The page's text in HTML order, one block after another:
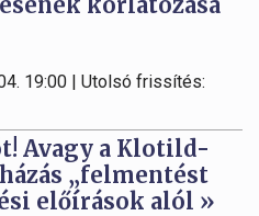
19:00 | Utolsó frissítés:
Avagy a Klotild-
„felmentést
előírások alól »